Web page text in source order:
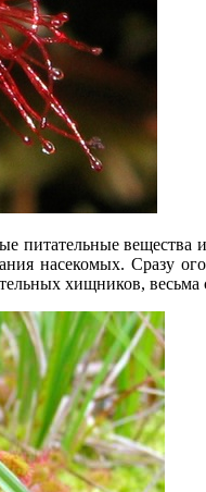
питательные
насекомых. Сразу
хищников,